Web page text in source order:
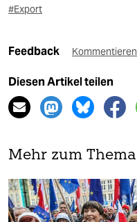
#Export
Feedback Kommentieren
Diesen Artikel teilen
Mehr zum Thema